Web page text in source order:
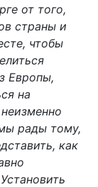
от того,
страны и
чтобы
Европы,
на
рады тому,
как